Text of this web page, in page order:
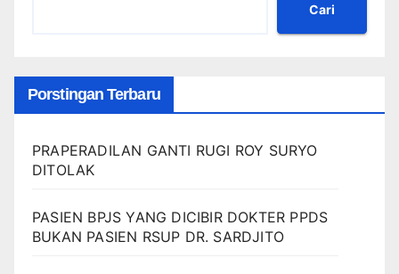
Cari
Porstingan Terbaru
PRAPERADILAN GANTI RUGI ROY SURYO
DITOLAK
PASIEN BPJS YANG DICIBIR DOKTER PPDS
BUKAN PASIEN RSUP DR. SARDJITO